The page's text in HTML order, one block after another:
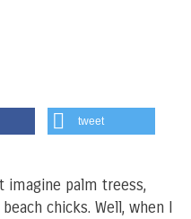
tweet
imagine palm treess,
chicks. Well, when I